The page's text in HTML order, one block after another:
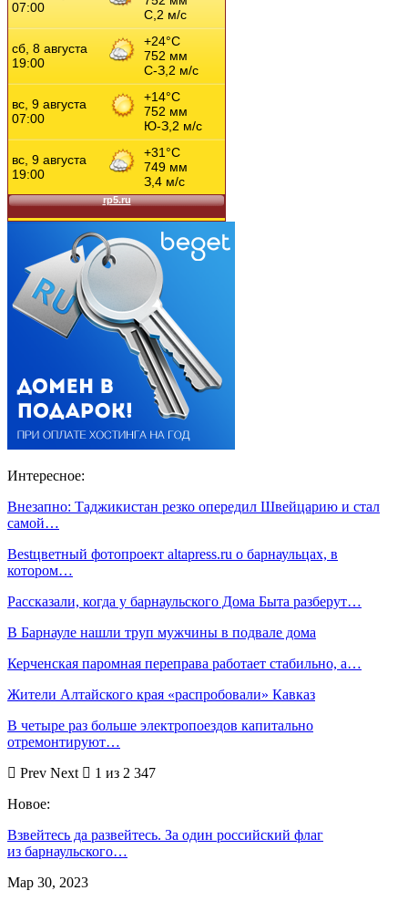
Интересное:
Внезапно: Таджикистан резко опередил Швейцарию и стал
самой…
Bestцветный фотопроект altapress.ru о барнаульцах, в
котором…
Рассказали, когда у барнаульского Дома Быта разберут…
В Барнауле нашли труп мужчины в подвале дома
Керченская паромная переправа работает стабильно, а…
Жители Алтайского края «распробовали» Кавказ
В четыре раз больше электропоездов капитально
отремонтируют…
Prev Next
1 из 2 347
Новое:
Взвейтесь да развейтесь. За один российский флаг
из барнаульского…
Мар 30, 2023